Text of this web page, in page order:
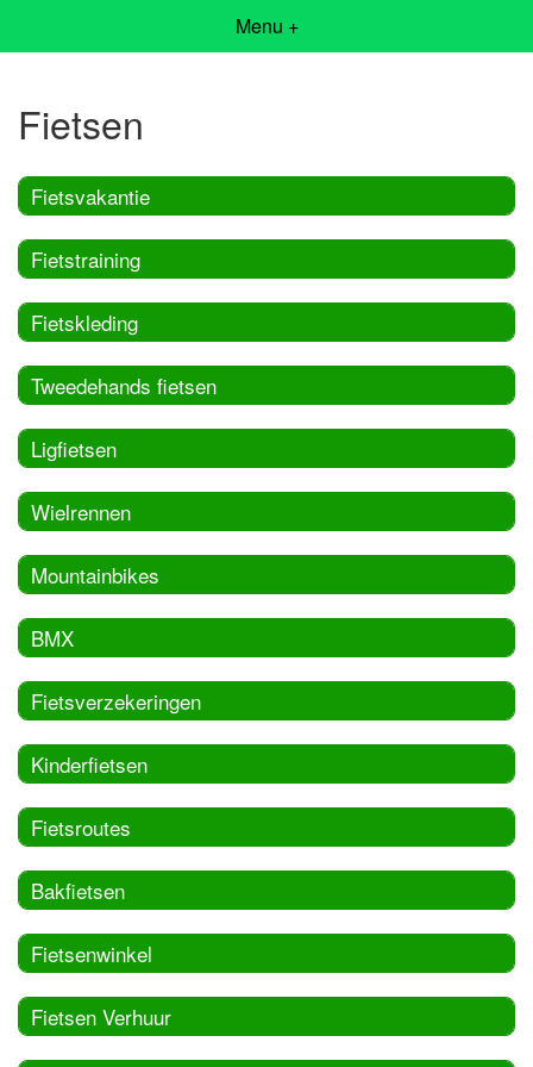
Menu +
Fietsen
Fietsvakantie
Fietstraining
Fietskleding
Tweedehands fietsen
Ligfietsen
Wielrennen
Mountainbikes
BMX
Fietsverzekeringen
Kinderfietsen
Fietsroutes
Bakfietsen
Fietsenwinkel
Fietsen Verhuur